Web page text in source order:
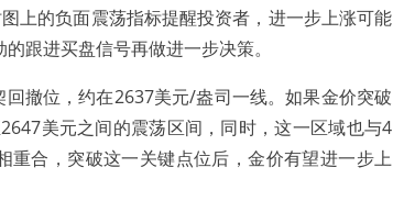
上的负面震荡指标提醒投资者，进一步上涨可能
跟进买盘信号再做进一步决策。
撤位，约在2637美元/盎司一线。如果金价突破
美元之间的震荡区间，同时，这一区域也与4
重合，突破这一关键点位后，金价有望进一步上